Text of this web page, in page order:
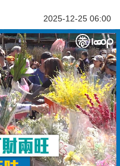
2025-12-25 06:00